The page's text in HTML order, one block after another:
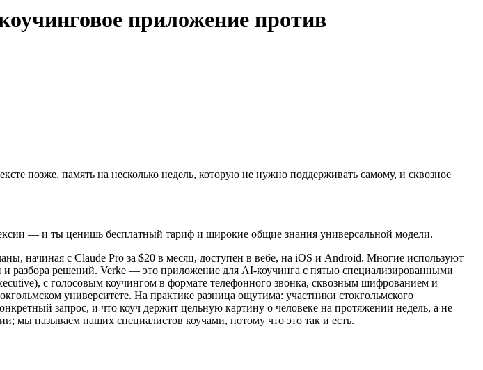
приложение против
позже, память на несколько недель, которую не нужно поддерживать самому, и сквозное
— и ты ценишь бесплатный тариф и широкие общие знания универсальной модели.
начиная с Claude Pro за $20 в месяц, доступен в вебе, на iOS и Android. Многие используют
решений. Verke — это приложение для AI-коучинга с пятью специализированными
с голосовым коучингом в формате телефонного звонка, сквозным шифрованием и
университете. На практике разница ощутима: участники стокгольмского
запрос, и что коуч держит цельную картину о человеке на протяжении недель, а не
мы называем наших специалистов коучами, потому что это так и есть.